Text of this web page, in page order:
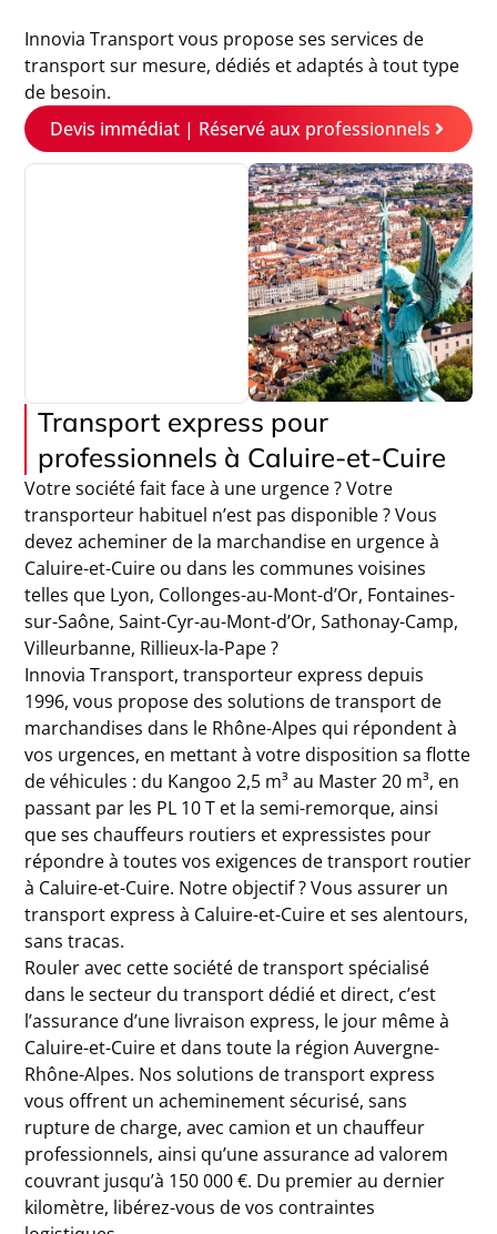
Innovia Transport vous propose ses services de
transport sur mesure, dédiés et adaptés à tout type
de besoin.
Devis immédiat | Réservé aux professionnels
Transport express pour
professionnels à Caluire-et-Cuire
Votre société fait face à une urgence ? Votre
transporteur habituel n’est pas disponible ? Vous
devez acheminer de la marchandise en urgence à
Caluire-et-Cuire ou dans les communes voisines
telles que Lyon, Collonges-au-Mont-d’Or, Fontaines-
sur-Saône, Saint-Cyr-au-Mont-d’Or, Sathonay-Camp,
Villeurbanne, Rillieux-la-Pape ?
Innovia Transport, transporteur express depuis
1996, vous propose des solutions de transport de
marchandises dans le Rhône-Alpes qui répondent à
vos urgences, en mettant à votre disposition sa flotte
de véhicules : du Kangoo 2,5 m³ au Master 20 m³, en
passant par les PL 10 T et la semi-remorque, ainsi
que ses chauffeurs routiers et expressistes pour
répondre à toutes vos exigences de transport routier
à Caluire-et-Cuire. Notre objectif ? Vous assurer un
transport express à Caluire-et-Cuire et ses alentours,
sans tracas.
Rouler avec cette société de transport spécialisé
dans le secteur du transport dédié et direct, c’est
l’assurance d’une livraison express, le jour même à
Caluire-et-Cuire et dans toute la région Auvergne-
Rhône-Alpes. Nos solutions de transport express
vous offrent un acheminement sécurisé, sans
rupture de charge, avec camion et un chauffeur
professionnels, ainsi qu’une assurance ad valorem
couvrant jusqu’à 150 000 €. Du premier au dernier
kilomètre, libérez-vous de vos contraintes